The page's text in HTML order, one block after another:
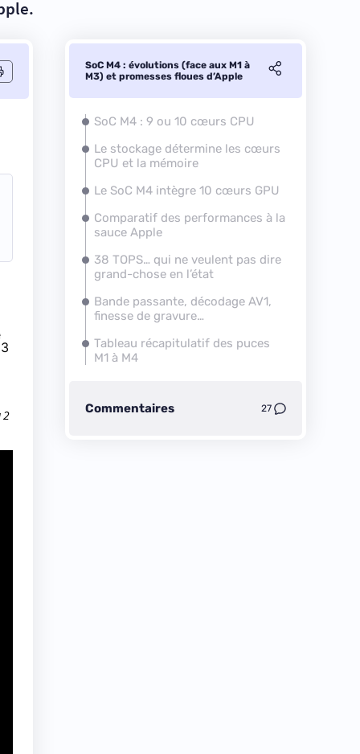
2
SoC M4 : évolutions (face aux M1 à
M3) et promesses floues d’Apple
SoC M4 : 9 ou 10 cœurs CPU
Le stockage détermine les cœurs
CPU et la mémoire
Le SoC M4 intègre 10 cœurs GPU
Comparatif des performances à la
sauce Apple
38 TOPS… qui ne veulent pas dire
grand-chose en l’état
Bande passante, décodage AV1,
finesse de gravure…
Tableau récapitulatif des puces
M1 à M4
Commentaires 27